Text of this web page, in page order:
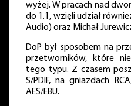
wyżej. W pracach nad
do 1.1, wzięli udział
Audio) oraz Michał
DoP był sposobem na
przetworników, które nie
tego typu. Z czasem
S/PDIF, na gniazdach
AES/EBU.